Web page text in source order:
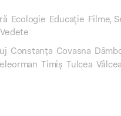
Ecologie Educație Filme,
Vedete
Constanța Covasna
Teleorman Timiș Tulcea Vâlcea